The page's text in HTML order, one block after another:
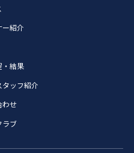
ー紹介
・結果
ッフ紹介
わせ
ラブ